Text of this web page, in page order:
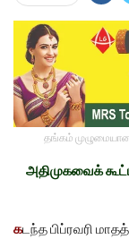
தங்கம் முழுமையான
அதிமுகவைக்
கடந்த பிப்ரவரி